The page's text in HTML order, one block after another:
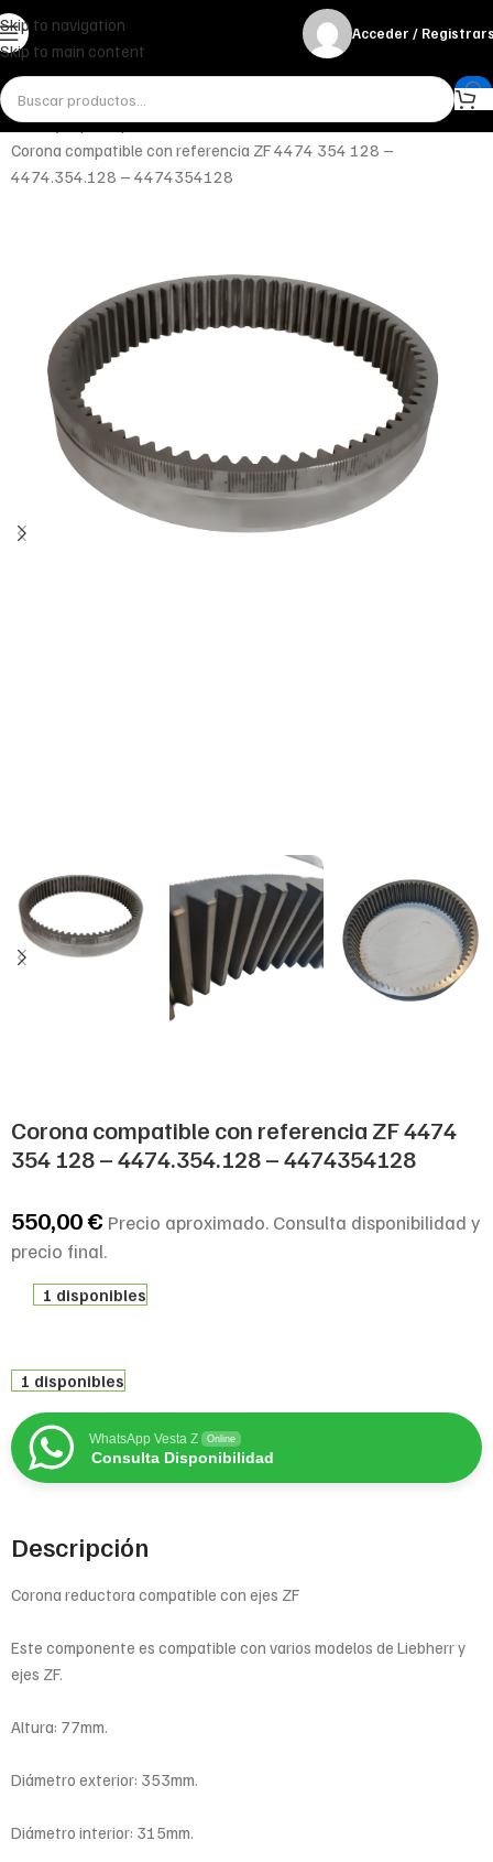
Skip to navigation
Skip to main content
Acceder /
InicioEjes y ComponentesReductora de rueda
Corona compatible con referencia ZF 4474 354 128 –
4474.354.128 – 4474354128
Corona compatible con referencia ZF 4474
354 128 – 4474.354.128 – 4474354128
550,00€ Precio aproximado. Consulta disponibilidad y
precio final.
1 disponibles
1 disponibles
WhatsApp Vesta Z Online
Consulta Disponibilidad
Descripción
Corona reductora compatible con ejes ZF
Este componente es compatible con varios modelos de Liebherr y
ejes ZF.
Altura: 77mm.
Diámetro exterior: 353mm.
Diámetro interior: 315mm.